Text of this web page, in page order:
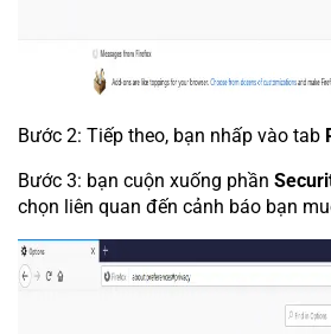
Bước 2: Tiếp theo, bạn nhấp vào tab
Bước 3: bạn cuộn xuống phần
chọn liên quan đến cảnh báo bạn